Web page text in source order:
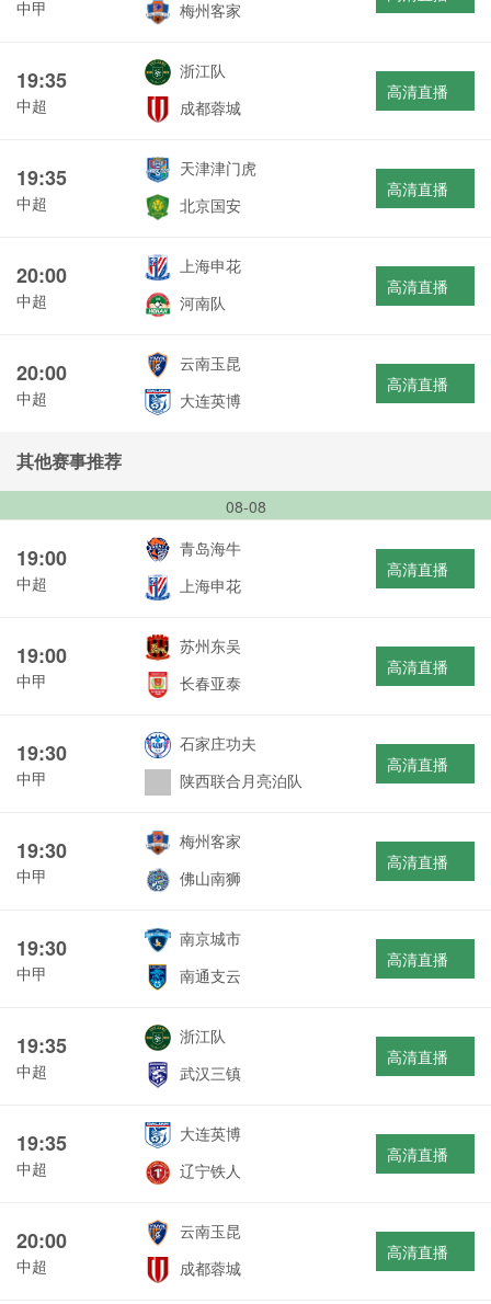
中甲 梅州客家
19:35
中超
浙江队
成都蓉城
高清直播
19:35
中超
天津津门虎
北京国安
高清直播
20:00
中超
上海申花
河南队
高清直播
20:00
中超
云南玉昆
大连英博
高清直播
其他赛事推荐
08-08
19:00
中超
青岛海牛
上海申花
高清直播
19:00
中甲
苏州东吴
长春亚泰
高清直播
19:30
中甲
石家庄功夫
陕西联合月亮泊队
高清直播
19:30
中甲
梅州客家
佛山南狮
高清直播
19:30
中甲
南京城市
南通支云
高清直播
19:35
中超
浙江队
武汉三镇
高清直播
19:35
中超
大连英博
辽宁铁人
高清直播
20:00
中超
云南玉昆
成都蓉城
高清直播